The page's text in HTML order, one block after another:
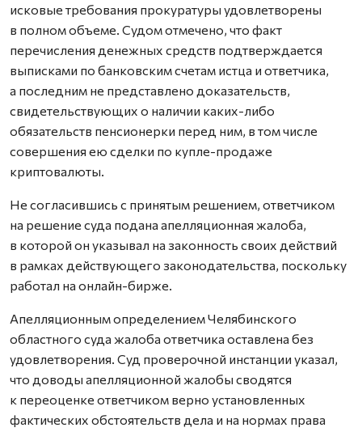
исковые требования прокуратуры удовлетворены
в полном объеме. Судом отмечено, что факт
перечисления денежных средств подтверждается
выписками по банковским счетам истца и ответчика,
а последним не представлено доказательств,
свидетельствующих о наличии каких-либо
обязательств пенсионерки перед ним, в том числе
совершения ею сделки по купле-продаже
криптовалюты.
Не согласившись с принятым решением, ответчиком
на решение суда подана апелляционная жалоба,
в которой он указывал на законность своих действий
в рамках действующего законодательства, поскольку
работал на онлайн-бирже.
Апелляционным определением Челябинского
областного суда жалоба ответчика оставлена без
удовлетворения. Суд проверочной инстанции указал,
что доводы апелляционной жалобы сводятся
к переоценке ответчиком верно установленных
фактических обстоятельств дела и на нормах права